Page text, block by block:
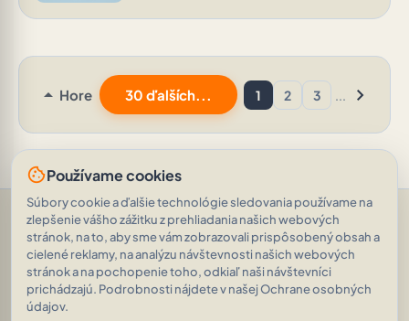
arrow_drop_up Hore 30 ďalších... 1 2 3 chevron_right
Pomoc a podpora•Otázky•Hodnotenia•Opýtajte sa AI
Podmienky používania•Ochrana osobných údajov•
RSS Feed
© 2026AVEINO | history_edu „Zvyk je majstrom všetkého.“
(Gaius Julius Caesar)
|
1.8.2
cookiePoužívame cookies
Súbory cookie a ďalšie technológie sledovania používame na
zlepšenie vášho zážitku z prehliadania našich webových
stránok, na to, aby sme vám zobrazovali prispôsobený obsah a
cielené reklamy, na analýzu návštevnosti našich webových
stránok a na pochopenie toho, odkiaľ naši návštevníci
prichádzajú. Podrobnosti nájdete v našej Ochrane osobných
údajov.